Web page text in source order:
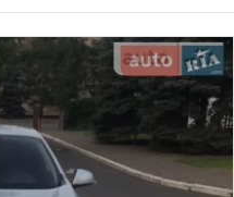
политика! Р !